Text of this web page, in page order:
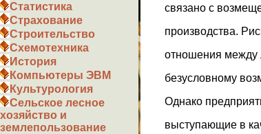
Статистика
Страхование
Строительство
Схемотехника
История
Компьютеры ЭВМ
Культурология
Сельское лесное
хозяйство и
землепользование
связано с
производства.
отношения между
безусловному
Однако
выступающие в